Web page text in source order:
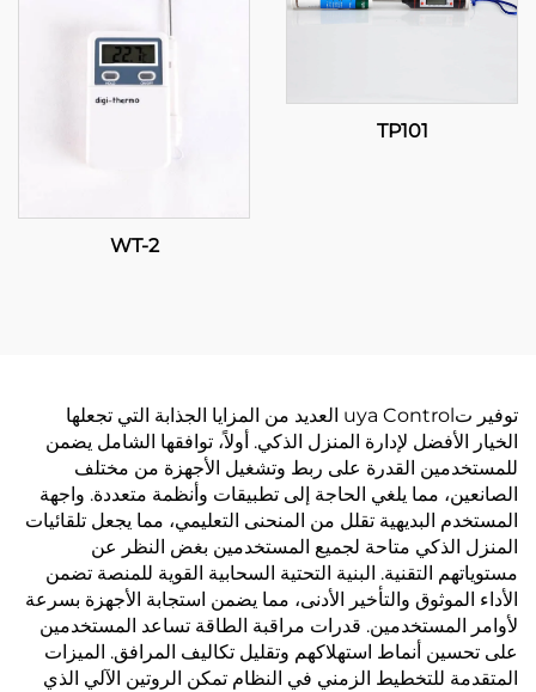
TP101
WT-2
توفير تuya Control العديد من المزايا الجذابة التي تجعلها
الخيار الأفضل لإدارة المنزل الذكي. أولاً، توافقها الشامل يضمن
للمستخدمين القدرة على ربط وتشغيل الأجهزة من مختلف
الصانعين، مما يلغي الحاجة إلى تطبيقات وأنظمة متعددة. واجهة
المستخدم البديهية تقلل من المنحنى التعليمي، مما يجعل تلقائيات
المنزل الذكي متاحة لجميع المستخدمين بغض النظر عن
مستوياتهم التقنية. البنية التحتية السحابية القوية للمنصة تضمن
الأداء الموثوق والتأخير الأدنى، مما يضمن استجابة الأجهزة بسرعة
لأوامر المستخدمين. قدرات مراقبة الطاقة تساعد المستخدمين
على تحسين أنماط استهلاكهم وتقليل تكاليف المرافق. الميزات
المتقدمة للتخطيط الزمني في النظام تمكن الروتين الآلي الذي